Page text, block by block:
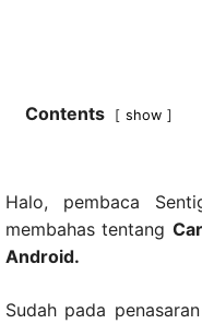
Contents show
Halo, pembaca
membahas tentang
Android.
Sudah pada